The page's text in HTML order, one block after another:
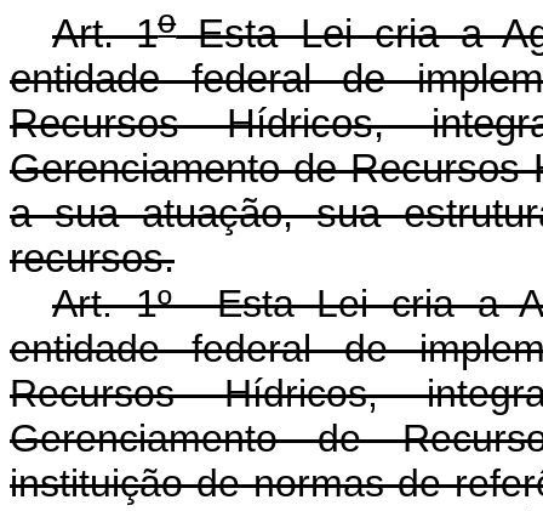
Art. 1oEsta Lei cria a
entidade federal de
Recursos Hídricos,
Gerenciamento de Recursos
a sua atuação, sua
recursos.
Art. 1º Esta Lei cria a
entidade federal de
Recursos Hídricos,
Gerenciamento de
instituição de normas de